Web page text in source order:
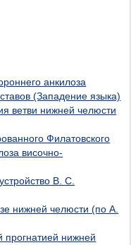
анкилоза
(Западение языка)
ветви нижней челюсти
Филатовского
височно-
В. С.
нижней челюсти (по А.
прогнатией нижней